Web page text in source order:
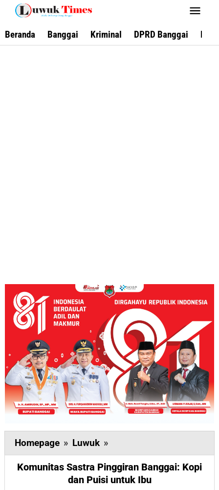
Lewati
konten
Beranda Banggai Kriminal DPRD Banggai
Homepage » Luwuk »
Sastra
Pinggiran
Banggai:
Komunitas Sastra Pinggiran Banggai: Kopi
dan Puisi untuk Ibu